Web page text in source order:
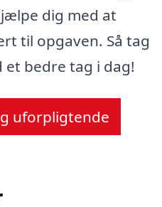
dig med at
til opgaven. Så tag
bedre tag i dag!
uforpligtende